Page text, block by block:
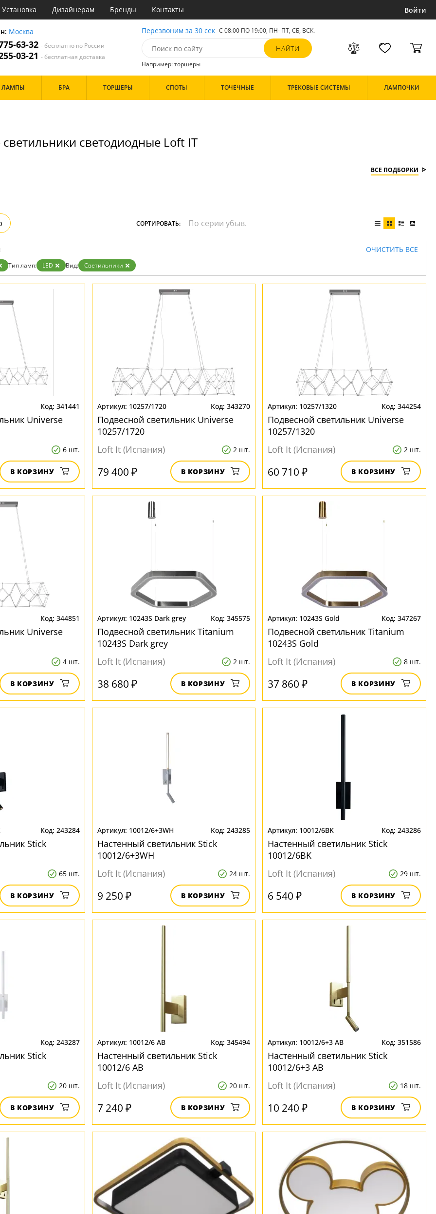
Установка Дизайнерам Бренды Контакты Войти
Москва
63-32- бесплатно по России
03-21- бесплатная доставка
Перезвоним за 30 сек С 08:00 ПО 19:00, ПН- ПТ, СБ, ВСК.
Например: торшеры
ЛАМПЫ БРА ТОРШЕРЫ СПОТЫ ТОЧЕЧНЫЕ ТРЕКОВЫЕ СИСТЕМЫ ЛАМПОЧКИ
светодиодные Loft IT
ВСЕ ПОДБОРКИ
СОРТИРОВАТЬ:
ОЧИСТИТЬ ВСЕ
Тип ламп: LED Вид: Светильники
341441
Universe
6 шт.
В КОРЗИНУ
10257/1720 343270
Подвесной светильник Universe
10257/1720
Loft It (Испания)
2 шт.
79 400 ₽ В КОРЗИНУ
10257/1320 344254
Подвесной светильник Universe
10257/1320
Loft It (Испания)
2 шт.
60 710 ₽ В КОРЗИНУ
344851
Universe
4 шт.
В КОРЗИНУ
10243S Dark grey 345575
Подвесной светильник Titanium
10243S Dark grey
Loft It (Испания)
2 шт.
38 680 ₽ В КОРЗИНУ
10243S Gold 347267
Подвесной светильник Titanium
10243S Gold
Loft It (Испания)
8 шт.
37 860 ₽ В КОРЗИНУ
243284
Stick
65 шт.
В КОРЗИНУ
10012/6+3WH 243285
Настенный светильник Stick
10012/6+3WH
Loft It (Испания)
24 шт.
9 250 ₽ В КОРЗИНУ
10012/6BK 243286
Настенный светильник Stick
10012/6BK
Loft It (Испания)
29 шт.
6 540 ₽ В КОРЗИНУ
243287
Stick
20 шт.
В КОРЗИНУ
10012/6 AB 345494
Настенный светильник Stick
10012/6 AB
Loft It (Испания)
20 шт.
7 240 ₽ В КОРЗИНУ
10012/6+3 AB 351586
Настенный светильник Stick
10012/6+3 AB
Loft It (Испания)
18 шт.
10 240 ₽ В КОРЗИНУ